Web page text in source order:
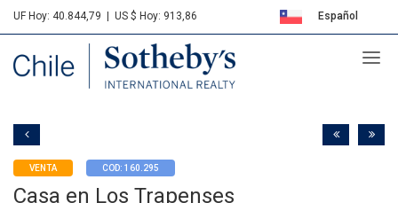
UF Hoy: 40.844,79 US $ Hoy: 913,86 Español
Sotheby's
VENTA COD: 160.295
Casa en Los Trapenses